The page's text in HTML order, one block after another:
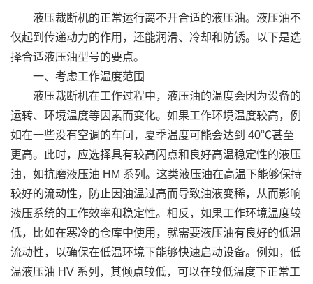
液压裁断机的正常运行离不开合适的液压油。液压油不
仅起到传递动力的作用，还能润滑、冷却和防锈。以下是选
择合适液压油型号的要点。
一、考虑工作温度范围
液压裁断机在工作过程中，液压油的温度会因为设备的
运转、环境温度等因素而变化。如果工作环境温度较高，例
如在一些没有空调的车间，夏季温度可能会达到 40℃甚至
更高。此时，应选择具有较高闪点和良好高温稳定性的液压
油，如抗磨液压油 HM 系列。这类液压油在高温下能够保持
较好的流动性，防止因油温过高而导致油液变稀，从而影响
液压系统的工作效率和稳定性。相反，如果工作环境温度较
低，比如在寒冷的仓库中使用，就需要液压油有良好的低温
流动性，以确保在低温环境下能够快速启动设备。例如，低
温液压油 HV 系列，其倾点较低，可以在较低温度下正常工